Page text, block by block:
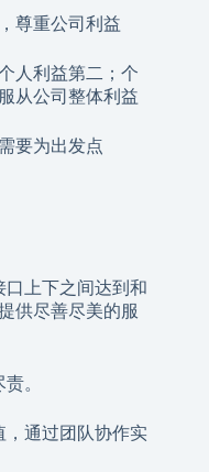
尊重公司利益
人利益第二；个
从公司整体利益
要为出发点
口上下之间达到和
供尽善尽美的服
。
，通过团队协作实